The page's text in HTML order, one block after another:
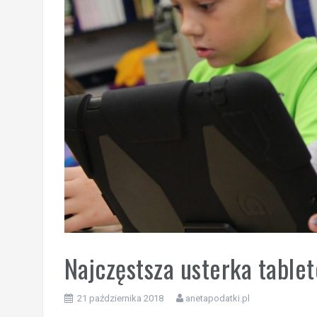
Najczęstsza usterka
21 października 2018 anetapodatki.pl